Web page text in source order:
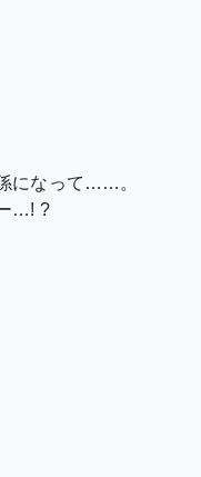
になって……。
…! ?